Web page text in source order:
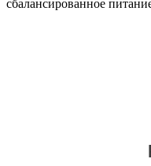
сбалансированное